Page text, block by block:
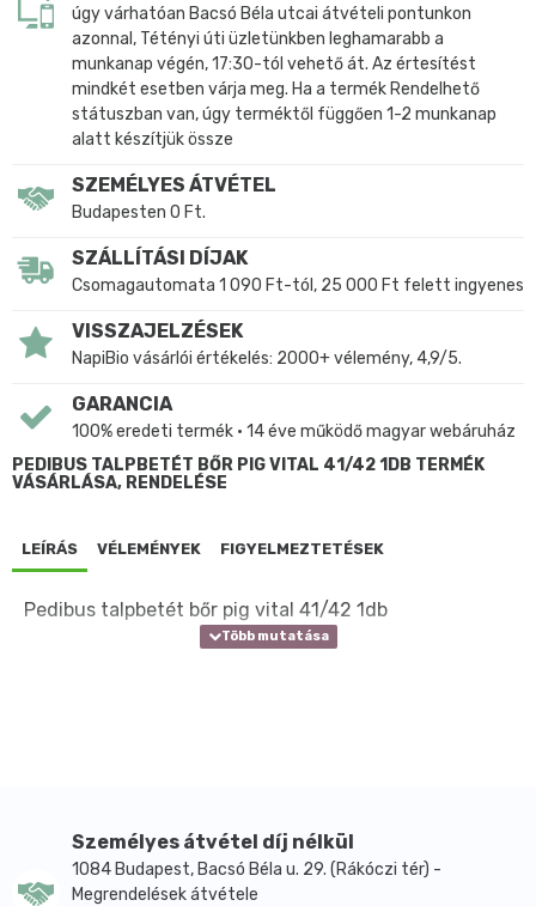
úgy várhatóan Bacsó Béla utcai átvételi pontunkon
azonnal, Tétényi úti üzletünkben leghamarabb a
munkanap végén, 17:30-tól vehető át. Az értesítést
mindkét esetben várja meg. Ha a termék Rendelhető
státuszban van, úgy terméktől függően 1-2 munkanap
alatt készítjük össze
SZEMÉLYES ÁTVÉTEL
Budapesten 0 Ft.
SZÁLLÍTÁSI DÍJAK
Csomagautomata 1 090 Ft-tól, 25 000 Ft felett ingyenes
VISSZAJELZÉSEK
NapiBio vásárlói értékelés: 2000+ vélemény, 4,9/5.
GARANCIA
100% eredeti termék • 14 éve működő magyar webáruház
PEDIBUS TALPBETÉT BŐR PIG VITAL 41/42 1DB TERMÉK
VÁSÁRLÁSA, RENDELÉSE
LEÍRÁS VÉLEMÉNYEK FIGYELMEZTETÉSEK
Pedibus talpbetét bőr pig vital 41/42 1db
Személyes átvétel díj nélkül
1084 Budapest, Bacsó Béla u. 29. (Rákóczi tér) -
Megrendelések átvétele